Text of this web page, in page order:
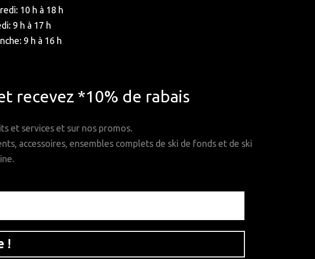
10 h à 18 h
9 h à 17 h
9 h à 16 h
recevez *10% de rabais
et services et sur nos promos.
accessoires, ensembles complets de ski de fonds et de ski